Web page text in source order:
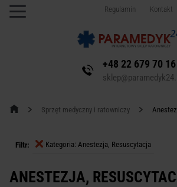
Regulamin Kontakt
+48 22 679 70 16
Sprzęt medyczny i ratowniczy
Filtr: Kategoria: Anestezja, Resuscytacja
ANESTEZJA,